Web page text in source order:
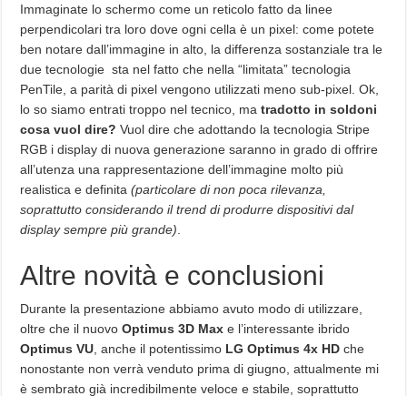
Immaginate lo schermo come un reticolo fatto da linee
perpendicolari tra loro dove ogni cella è un pixel: come potete
ben notare dall’immagine in alto, la differenza sostanziale tra le
due tecnologie sta nel fatto che nella “limitata” tecnologia
PenTile, a parità di pixel vengono utilizzati meno sub-pixel. Ok,
lo so siamo entrati troppo nel tecnico, matradotto in soldoni
cosa vuol dire? Vuol dire che adottando la tecnologia Stripe
RGB i display di nuova generazione saranno in grado di offrire
all’utenza una rappresentazione dell’immagine molto più
realistica e definita(particolare di non poca rilevanza,
soprattutto considerando il trend di produrre dispositivi dal
display sempre più grande)
Altre novità e conclusioni
Durante la presentazione abbiamo avuto modo di utilizzare,
oltre che il nuovo Optimus 3D Max e l’interessante ibrido
Optimus VU , anche il potentissimo LG Optimus 4x HD che
nonostante non verrà venduto prima di giugno, attualmente mi
è sembrato già incredibilmente veloce e stabile, soprattutto